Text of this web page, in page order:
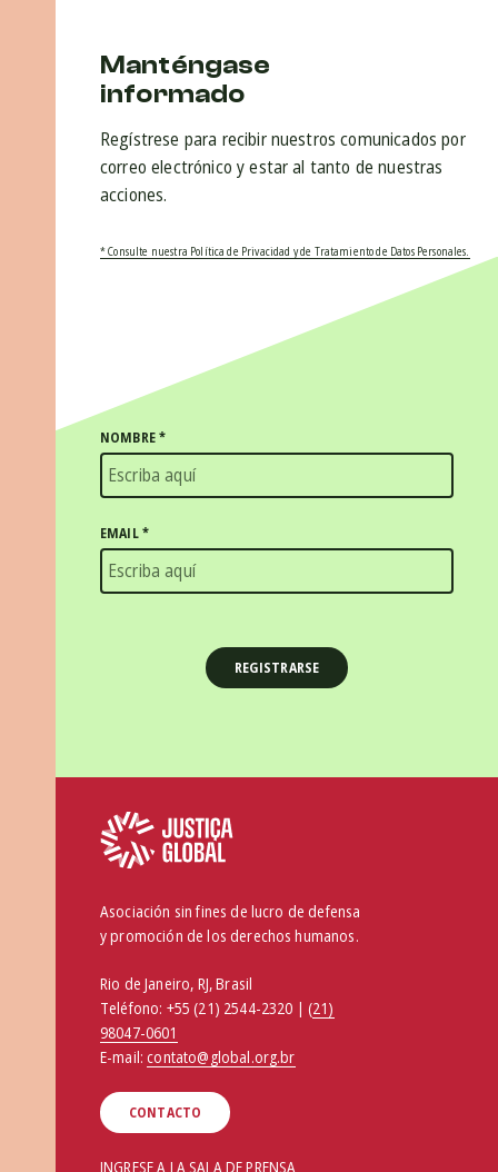
Manténgase
informado
Regístrese para recibir nuestros comunicados por
correo electrónico y estar al tanto de nuestras
acciones.
* Consulte nuestra Política de Privacidad y de Tratamiento de Datos Personales.
NOMBRE*
EMAIL*
Asociación sin fines de lucro de defensa
y promoción de los derechos humanos.
Rio de Janeiro, RJ, Brasil
Teléfono: +55 (21) 2544-2320 | (21)
98047-0601
E-mail:contato@global.org.br
CONTACTO
INGRESE A LA SALA DE PRENSA